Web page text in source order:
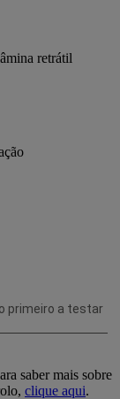
retrátil
saber mais sobre
clique aqui.